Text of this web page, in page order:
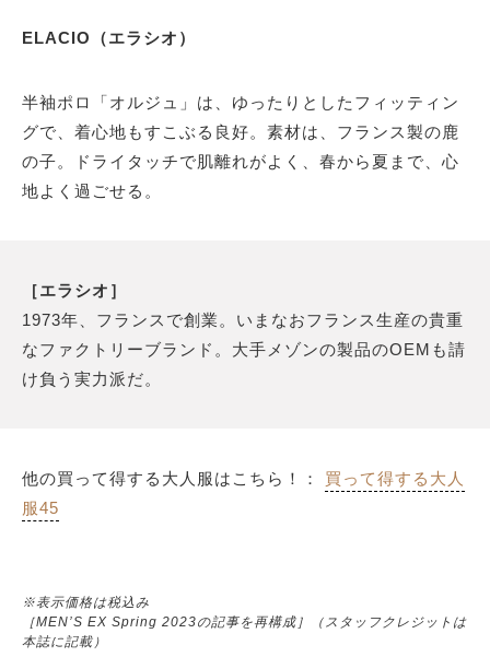
ELACIO（エラシオ）
半袖ポロ「オルジュ」は、ゆったりとしたフィッティン
グで、着心地もすこぶる良好。素材は、フランス製の鹿
の子。ドライタッチで肌離れがよく、春から夏まで、心
地よく過ごせる。
［エラシオ］
1973年、フランスで創業。いまなおフランス生産の貴重
なファクトリーブランド。大手メゾンの製品のOEMも請
け負う実力派だ。
他の買って得する大人服はこちら！： 買って得する大人
服45
※表示価格は税込み
［MEN’S EX Spring 2023の記事を再構成］（スタッフクレジットは
本誌に記載）